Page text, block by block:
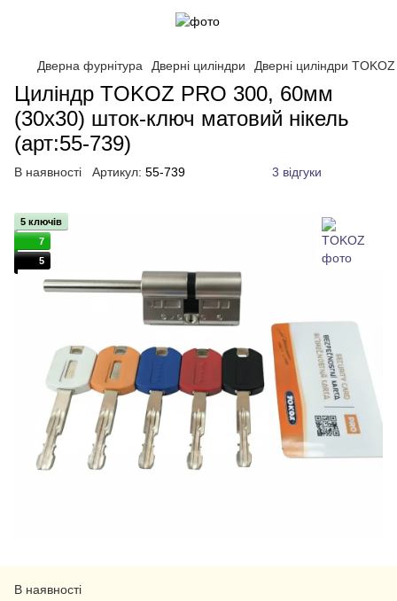
Дверна фурнітура Дверні циліндри Дверні циліндри TOKOZ
Циліндр TOKOZ PRO 300, 60мм
(30x30) шток-ключ матовий нікель
(арт:55-739)
В наявності Артикул: 55-739 3 відгуки
5 ключів
7
5
В наявності